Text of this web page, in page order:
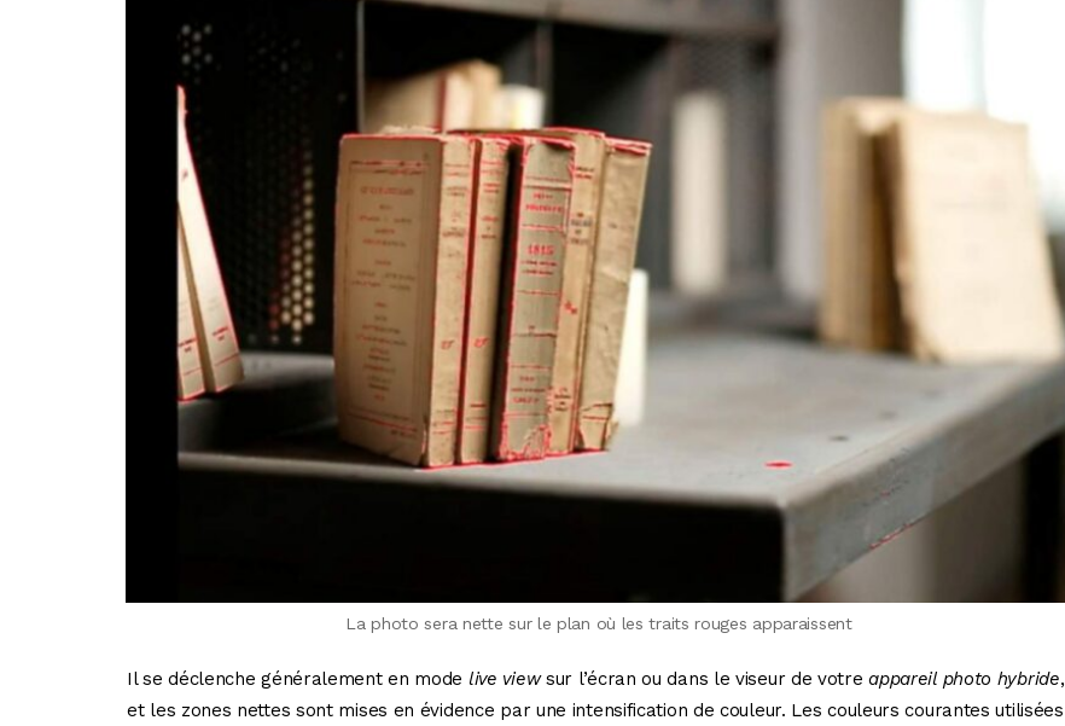
La photo sera nette sur le plan où les traits rouges apparaissent
Il se déclenche généralement en mode live viewsur l’écran ou dans le viseur de votreappareil photo hybride,
et les zones nettes sont mises en évidence par une intensification de couleur. Les couleurs courantes utilisées